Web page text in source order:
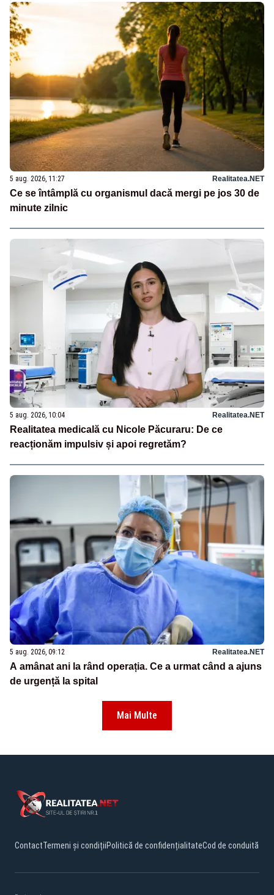
5 aug. 2026, 11:27 Realitatea.NET
Ce se întâmplă cu organismul dacă mergi pe jos 30 de
minute zilnic
5 aug. 2026, 10:04 Realitatea.NET
Realitatea medicală cu Nicole Păcuraru: De ce
reacționăm impulsiv și apoi regretăm?
5 aug. 2026, 09:12 Realitatea.NET
A amânat ani la rând operația. Ce a urmat când a ajuns
de urgență la spital
Mai Multe
ContactTermeni și condițiiPolitică de confidențialitateCod de conduită